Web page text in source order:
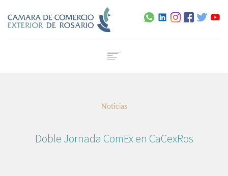
Noticias
Doble Jornada ComEx en CaCexRos